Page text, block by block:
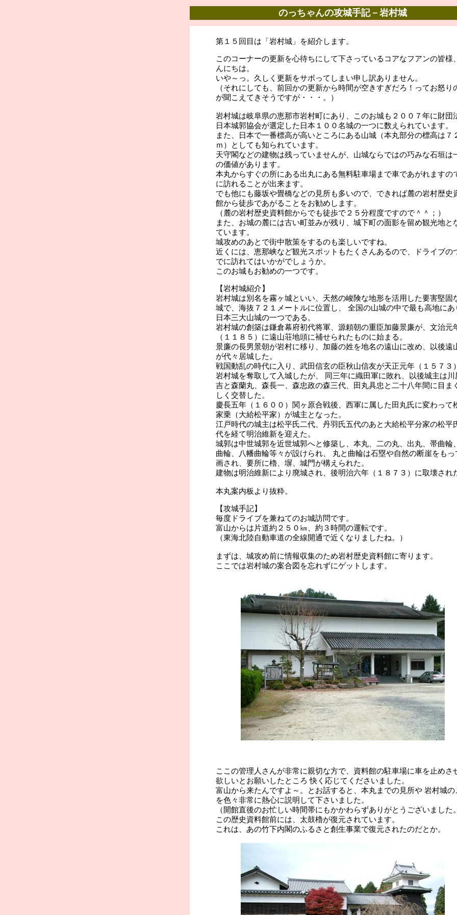
のっちゃんの攻城手記－岩村城
第１５回目は「岩村城」を紹介します。
このコーナーの更新を心待ちにして下さっているコアなフアンの皆様
んにちは。
いや～っ。久しく更新をサボってしまい申し訳ありません。
（それにしても、前回かの更新から時間が空きすぎだろ！ってお怒り
が聞こえてきそうですが・・・。）
岩村城は岐阜県の恵那市岩村町にあり、このお城も２００７年に財団
日本城郭協会が選定した日本１００名城の一つに数えられています。
また、日本で一番標高が高いところにある山城（本丸部分の標高は７
ｍ）としても知られています。
天守閣などの建物は残っていませんが、山城ならではの巧みな石垣は
の価値があります。
本丸からすぐの所にある出丸にある無料駐車場まで車であがれますの
に訪れることが出来ます。
でも他にも藤坂や畳橋などの見所も多いので、できれば麓の岩村歴史
館から徒歩であがることをお勧めします。
（麓の岩村歴史資料館からでも徒歩で２５分程度ですので＾＾；）
また、お城の麓には古い町並みが残り、城下町の面影を留め観光地と
ています。
城攻めのあとで街中散策をするのも楽しいですね。
近くには、恵那峡など観光スポットもたくさんあるので、ドライブの
でに訪れてはいかがでしょうか。
このお城もお勧めの一つです。
【岩村城紹介】
岩村城は別名を霧ヶ城といい、天然の峻険な地形を活用した要害堅固
城で、海抜７２１メートルに位置し、 全国の山城の中で最も高地にあ
日本三大山城の一つである。
岩村城の創築は鎌倉幕府初代将軍、源頼朝の重臣加藤景廉が、文治元
（１１８５）に遠山荘地頭に補せられたものに始まる。
景廉の長男景朝が岩村に移り、加藤の姓を地名の遠山に改め、以後遠
が代々居城した。
戦国動乱の時代に入り、武田信玄の臣秋山信友が天正元年（１５７３
岩村城を奪取して入城したが、 同三年に織田軍に敗れ、以後城主は川
吉と森蘭丸、森長一、森忠政の森三代、田丸具忠と二十八年間に目ま
しく交替した。
慶長五年（１６００）関ヶ原合戦後、西軍に属した田丸氏に変わって
家乗（大給松平家）が城主となった。
江戸時代の城主は松平氏二代、丹羽氏五代のあと大給松平分家の松平
代を経て明治維新を迎えた。
城郭は中世城郭を近世城郭へと修築し、本丸、二の丸、出丸、帯曲輪
曲輪、八幡曲輪等々が設けられ、 丸と曲輪は石塁や自然の断崖をもっ
画され、要所に櫓、塀、城門が構えられた。
建物は明治維新により廃城され、後明治六年（１８７３）に取壊され
本丸案内板より抜粋。
【攻城手記】
毎度ドライブを兼ねてのお城訪問です。
富山からは片道約２５０㎞、約３時間の運転です。
（東海北陸自動車道の全線開通で近くなりましたね。）
まずは、城攻め前に情報収集のため岩村歴史資料館に寄ります。
ここでは岩村城の案合図を忘れずにゲットします。
ここの管理人さんが非常に親切な方で、資料館の駐車場に車を止めさ
欲しいとお願いしたところ 快く応じてくださいました。
富山から来たんですよ～。とお話すると、本丸までの見所や 岩村城の
を色々非常に熱心に説明して下さいました。
（開館直後のお忙しい時間帯にもかかわらずありがとうございました
この歴史資料館前には、太鼓櫓が復元されています。
これは、あの竹下内閣のふるさと創生事業で復元されたのだとか。